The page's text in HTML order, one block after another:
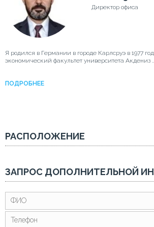
Директор офиса
Я родился в Германии в городе Карлсруэ в 1977
экономический факультет университета Акдениз
ПОДРОБНЕЕ
РАСПОЛОЖЕНИЕ
ЗАПРОС ДОПОЛНИТЕЛЬНОЙ